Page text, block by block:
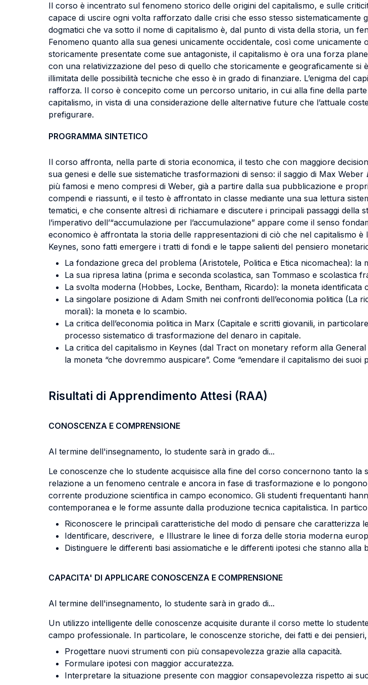
Il corso è incentrato sul fenomeno storico delle origini del capitalismo, e sulle
capace di uscire ogni volta rafforzato dalle crisi che esso stesso
dogmatici che va sotto il nome di capitalismo è, dal punto di vista della storia, un
Fenomeno quanto alla sua genesi unicamente occidentale, così come
storicamente presentate come sue antagoniste, il capitalismo è ora una forza
con una relativizzazione del peso di quello che storicamente e geograficamente si
illimitata delle possibilità tecniche che esso è in grado di finanziare. L’enigma del
rafforza. Il corso è concepito come un percorso unitario, in cui alla fine della
capitalismo, in vista di una considerazione delle alternative future che l’attuale
prefigurare.
PROGRAMMA SINTETICO
Il corso affronta, nella parte di storia economica, il testo che con maggiore
sua genesi e delle sue sistematiche trasformazioni di senso: il saggio di Max Weber
più famosi e meno compresi di Weber, già a partire dalla sua pubblicazione e
compendi e riassunti, e il testo è affrontato in classe mediante una sua lettura
tematici, e che consente altresì di richiamare e discutere i principali passaggi
l’imperativo dell’“accumulazione per l’accumulazione” appare come il senso
economico è affrontata la storia delle rappresentazioni di ciò che nel capitalismo è
Keynes, sono fatti emergere i tratti di fondi e le tappe salienti del pensiero
La fondazione greca del problema (Aristotele, Politica e Etica nicomachea): la
La sua ripresa latina (prima e seconda scolastica, san Tommaso e scolastica
La svolta moderna (Hobbes, Locke, Bentham, Ricardo): la moneta identificata
La singolare posizione di Adam Smith nei confronti dell’economia politica
morali): la moneta e lo scambio.
La critica dell’economia politica in Marx (Capitale e scritti giovanili, in
processo sistematico di trasformazione del denaro in capitale.
La critica del capitalismo in Keynes (dal Tract on monetary reform alla
la moneta “che dovremmo auspicare”. Come “emendare il capitalismo dei suoi
Risultati di Apprendimento Attesi (RAA)
CONOSCENZA E COMPRENSIONE
Al termine dell'insegnamento, lo studente sarà in grado di...
Le conoscenze che lo studente acquisisce alla fine del corso concernono tanto
relazione a un fenomeno centrale e ancora in fase di trasformazione e lo
corrente produzione scientifica in campo economico. Gli studenti frequentanti
contemporanea e le forme assunte dalla produzione tecnica capitalistica. In
Riconoscere le principali caratteristiche del modo di pensare che caratterizza
Identificare, descrivere, e Illustrare le linee di forza delle storia moderna
Distinguere le differenti basi assiomatiche e le differenti ipotesi che stanno
CAPACITA' DI APPLICARE CONOSCENZA E COMPRENSIONE
Al termine dell'insegnamento, lo studente sarà in grado di...
Un utilizzo intelligente delle conoscenze acquisite durante il corso mette lo
campo professionale. In particolare, le conoscenze storiche, dei fatti e dei
Progettare nuovi strumenti con più consapevolezza grazie alla capacità.
Formulare ipotesi con maggior accuratezza.
Interpretare la situazione presente con maggior consapevolezza rispetto ai